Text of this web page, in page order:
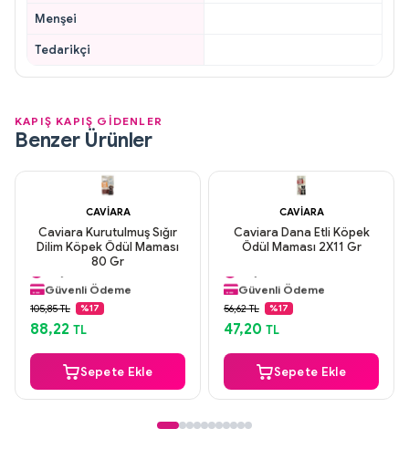
Menşei
Tedarikçi
KAPIŞ KAPIŞ GİDENLER
Benzer Ürünler
CAVIARA
Caviara Kurutulmuş Sığır
Dilim Köpek Ödül Maması
80 Gr
Aynı Gün Kargo
Orijinal Ürün
Güvenli Ödeme
Aynı Gün Kargo
105,85 TL %17
88,22 TL
Sepete Ekle
CAVIARA
Caviara Dana Etli Köpek
Ödül Maması 2X11 Gr
Aynı Gün Kargo
Güvenli Ödeme
Aynı Gün Kargo
56,62 TL %17
47,20 TL
Sepete Ekle